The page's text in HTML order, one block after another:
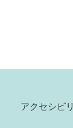
アクセシビ